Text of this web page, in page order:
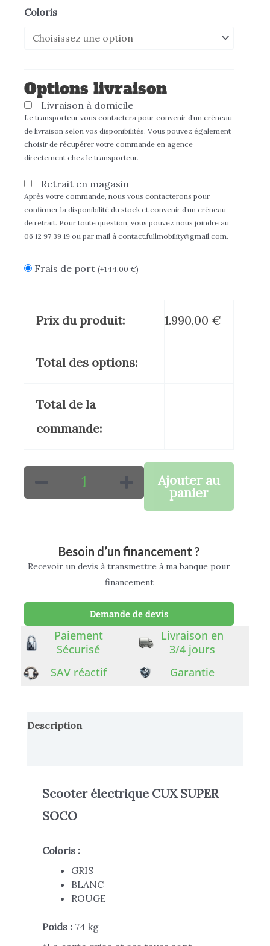
Coloris
Options livraison
Livraison à domicile
Le transporteur vous contactera pour convenir d’un créneau
de livraison selon vos disponibilités. Vous pouvez également
choisir de récupérer votre commande en agence
directement chez le transporteur.
Retrait en magasin
Après votre commande, nous vous contacterons pour
confirmer la disponibilité du stock et convenir d’un créneau
de retrait. Pour toute question, vous pouvez nous joindre au
06 12 97 39 19 ou par mail à contact.fullmobility@gmail.com.
Frais de port (+144,00 €)
Prix du produit: 1.990,00 €
Total des options:
Total de la
commande:
quantité
Scooter
CUX
SUPER
SOCO
Ajouter au
panier
Besoin d’un financement ?
Recevoir un devis à transmettre à ma banque pour
financement
Demande de devis
Paiement
Sécurisé
Livraison en
3/4 jours
SAV réactif
Garantie
Description
Scooter électrique CUX SUPER
SOCO
Coloris :
GRIS
BLANC
ROUGE
Poids : 74 kg